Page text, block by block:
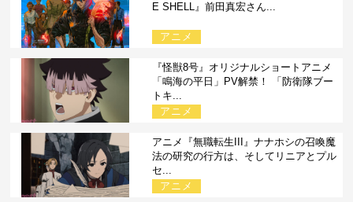
E SHELL』前田真宏さん...
アニメ
『怪獣8号』オリジナルショートアニメ
「鳴海の平日」PV解禁！ 「防衛隊ブー
トキ...
アニメ
アニメ『無職転生III』ナナホシの召喚魔
法の研究の行方は、そしてリニアとプル
セ...
アニメ